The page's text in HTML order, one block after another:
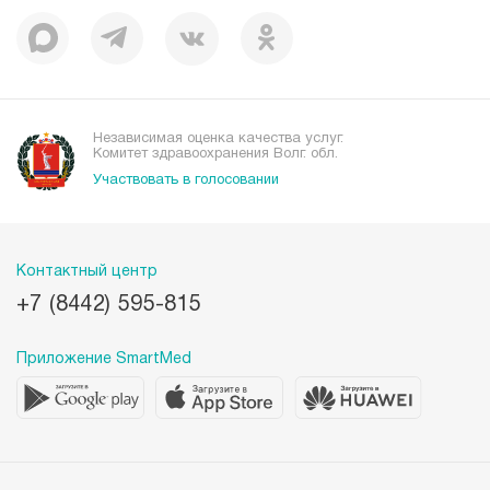
Независимая оценка качества услуг.
Комитет здравоохранения Волг. обл.
Участвовать в голосовании
Контактный центр
+7 (8442) 595-815
Приложение SmartMed